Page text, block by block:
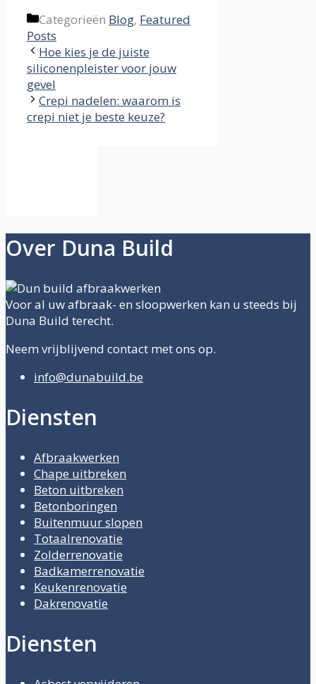
Categorieën Blog, Featured
Posts
Hoe kies je de juiste
siliconenpleister voor jouw
gevel
Crepi nadelen: waarom is
crepi niet je beste keuze?
Over Duna Build
Voor al uw afbraak- en sloopwerken kan u steeds bij
Duna Build terecht.
Neem vrijblijvend contact met ons op.
info@dunabuild.be
Diensten
Afbraakwerken
Chape uitbreken
Beton uitbreken
Betonboringen
Buitenmuur slopen
Totaalrenovatie
Zolderrenovatie
Badkamerrenovatie
Keukenrenovatie
Dakrenovatie
Diensten